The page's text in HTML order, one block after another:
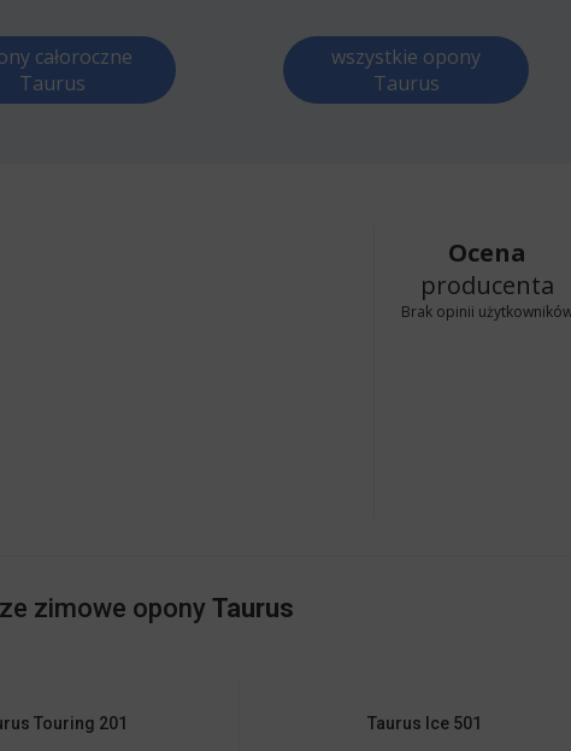
całoroczne
Taurus
wszystkie opony
Taurus
Ocena
producenta
Brak opinii
zimowe opony Taurus
Touring 201 Taurus Ice 501